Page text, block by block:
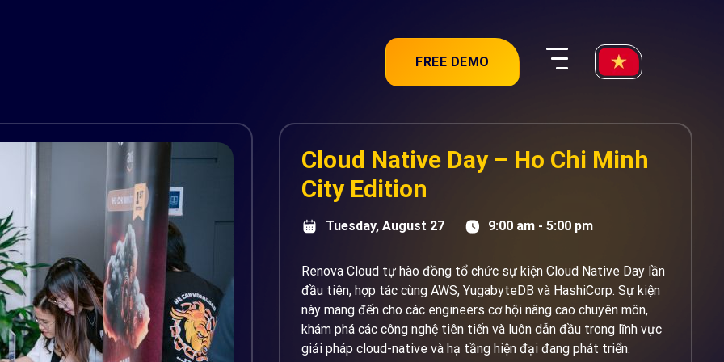
FREE DEMO
Cloud Native Day – Ho Chi Minh
City Edition
Tuesday, August 27 9:00 am - 5:00 pm
Renova Cloud tự hào đồng tổ chức sự kiện Cloud Native Day lần
đầu tiên, hợp tác cùng AWS, YugabyteDB và HashiCorp. Sự kiện
này mang đến cho các engineers cơ hội nâng cao chuyên môn,
khám phá các công nghệ tiên tiến và luôn dẫn đầu trong lĩnh vực
giải pháp cloud-native và hạ tầng hiện đại đang phát triển.